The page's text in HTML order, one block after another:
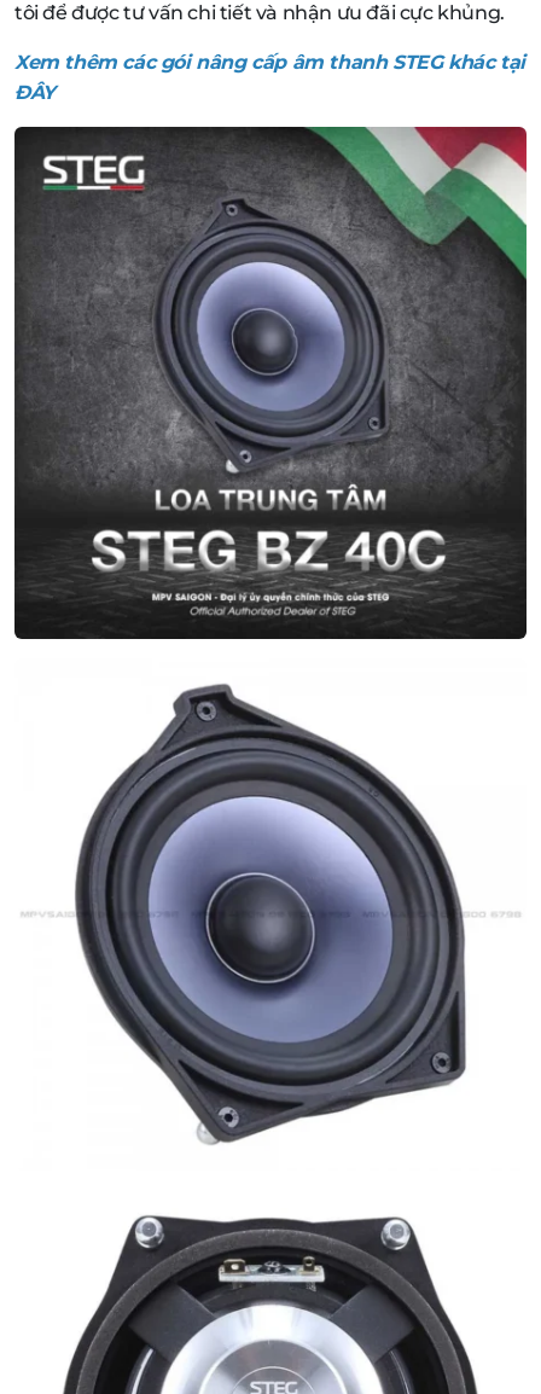
tôi để được tư vấn chi tiết và nhận ưu đãi cực khủng.
Xem thêm các gói nâng cấp âm thanh STEG khác tại
ĐÂY